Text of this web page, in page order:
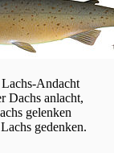
Andacht
Dachs anlacht,
gelenken
gedenken.